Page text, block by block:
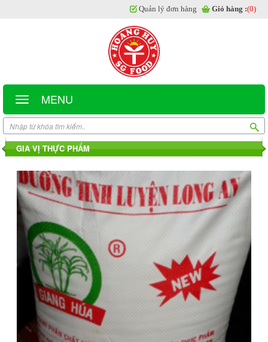
MENU
Quản lý đơn hàng Giỏ hàng :(0)
GIA VỊ THỰC PHẨM